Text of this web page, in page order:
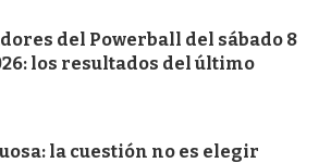
del Powerball del sábado 8
los resultados del último
la cuestión no es elegir